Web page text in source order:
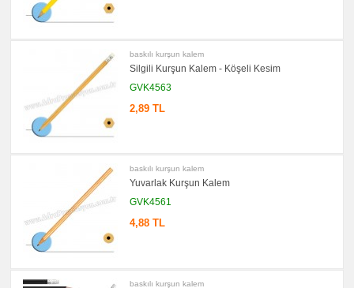
baskılı kurşun kalem
Silgili Kurşun Kalem - Köşeli Kesim
GVK4563
2,89 TL
baskılı kurşun kalem
Yuvarlak Kurşun Kalem
GVK4561
4,88 TL
baskılı kurşun kalem
promosyon
Ahşap
Kalem
promosyon
Versatil
Kalem
promosyon
Işıklı
Kalem
promosyon
Lazerli
Kalem
Fonksiyonlu